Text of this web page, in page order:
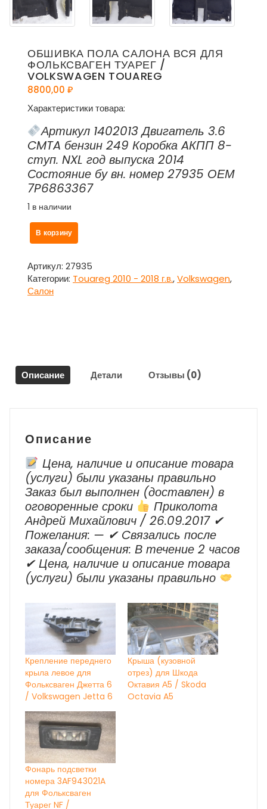
ОБШИВКА ПОЛА САЛОНА ВСЯ ДЛЯ
ФОЛЬКСВАГЕН ТУАРЕГ /
VOLKSWAGEN TOUAREG
8800,00 ₽
Характеристики товара:
Артикул 1402013 Двигатель 3.6
CMTA бензин 249 Коробка AКПП 8-
ступ. NXL год выпуска 2014
Состояние бу вн. номер 27935 ОЕМ
7P6863367
1 в наличии
Количество
товара
пола
салона
вся
Touareg
В корзину
Артикул: 27935
Категории: Touareg 2010 - 2018 г.в.,Volkswagen,
Салон
Описание Детали Отзывы (0)
Описание
Цена, наличие и описание товара
(услуги) были указаны правильно
Заказ был выполнен (доставлен) в
оговоренные сроки
Приколота
Андрей Михайлович / 26.09.2017 ✔
Пожелания: — ✔ Cвязались после
заказа/сообщения: В течение 2 часов
✔ Цена, наличие и описание товара
(услуги) были указаны правильно
Крепление переднего
крыла левое для
Фольксваген Джетта 6
/ Volkswagen Jetta 6
Крыша (кузовной
отрез) для Шкода
Октавия А5 / Skoda
Octavia A5
Фонарь подсветки
номера 3AF943021A
для Фольксваген
Туарег NF /